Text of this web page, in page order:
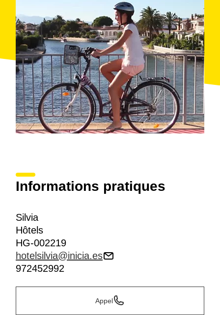
Informations pratiques
Silvia
Hôtels
HG-002219
hotelsilvia@inicia.es
972452992
Appel